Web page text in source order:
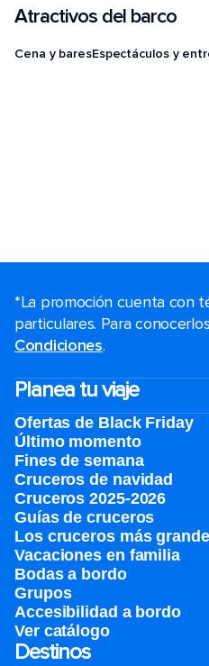
Atractivos del barco
Cena y baresEspectáculos y
*La promoción cuenta con
particulares. Para
Condiciones.
Planea tu viaje
Ofertas de Black Friday
Último momento
Fines de semana
Cruceros de navidad
Cruceros 2025-2026
Guías de cruceros
Los cruceros más
Vacaciones en familia
Bodas a bordo
Grupos
Accesibilidad a bordo
Ver catálogo
Destinos